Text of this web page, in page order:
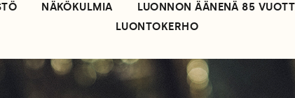
NÄKÖKULMIA LUONNON ÄÄNENÄ 85
LUONTOKERHO